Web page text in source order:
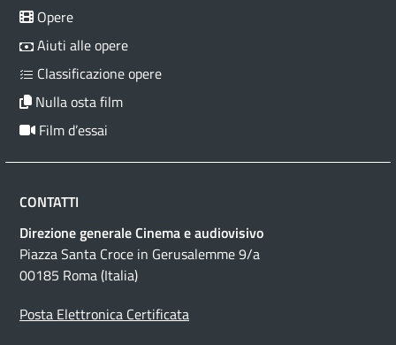
Opere
Aiuti alle opere
Classificazione opere
Nulla osta film
Film d’essai
CONTATTI
Direzione generale Cinema e audiovisivo
Piazza Santa Croce in Gerusalemme 9/a
00185 Roma (Italia)
Posta Elettronica Certificata